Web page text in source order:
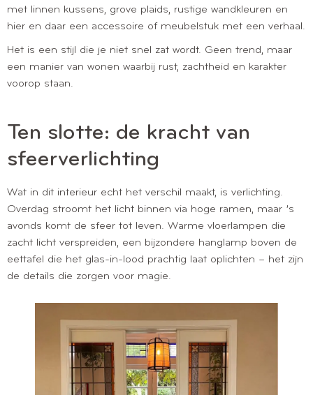
met linnen kussens, grove plaids, rustige wandkleuren en
hier en daar een accessoire of meubelstuk met een verhaal.
Het is een stijl die je niet snel zat wordt. Geen trend, maar
een manier van wonen waarbij rust, zachtheid en karakter
voorop staan.
Ten slotte: de kracht van
sfeerverlichting
Wat in dit interieur echt het verschil maakt, is verlichting.
Overdag stroomt het licht binnen via hoge ramen, maar ’s
avonds komt de sfeer tot leven. Warme vloerlampen die
zacht licht verspreiden, een bijzondere hanglamp boven de
eettafel die het glas-in-lood prachtig laat oplichten – het zijn
de details die zorgen voor magie.